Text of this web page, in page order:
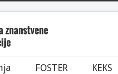
FOSTER KEKS